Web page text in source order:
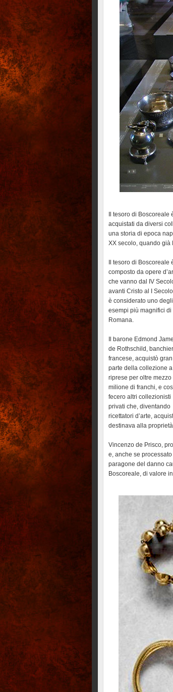
Il tesoro di
acquistati da diversi
una storia di epoca
XX secolo, quando già
Il tesoro di Boscoreale
composto da opere
che vanno dal IV
avanti Cristo al I
è considerato uno degli
esempi più magnifici di
Romana.
Il barone Edmond
de Rothschild,
francese, acquistò gran
parte della collezione
riprese per oltre mezzo
milione di franchi, e
fecero altri collezionisti
privati che, diventando
ricettatori d’arte,
destinava alla
Vincenzo de Prisco,
e, anche se
paragone del danno
Boscoreale, di valore